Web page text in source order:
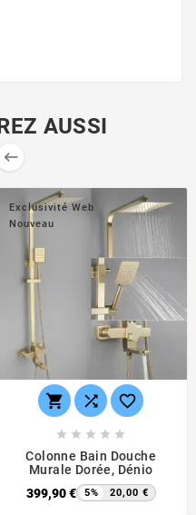
AUSSI

Exclusivité Web
Nouveau
  
    
Colonne Bain Douche
Murale Dorée, Dénio
399,90 €
5% 20,00 €